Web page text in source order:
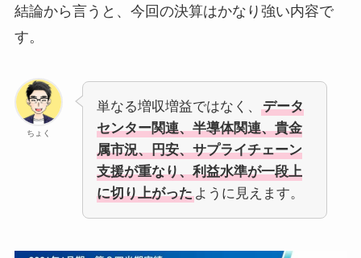
結論から言うと、今回の決算はかなり強い内容で
す。
ちょく
単なる増収増益ではなく、
データ
センター関連、半導体関連、貴金
属市況、円安、サプライチェーン
支援が重なり、利益水準が一段上
に切り上がったように見えます。